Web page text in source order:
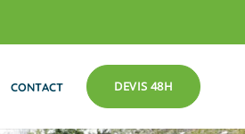
CONTACT DEVIS 48H